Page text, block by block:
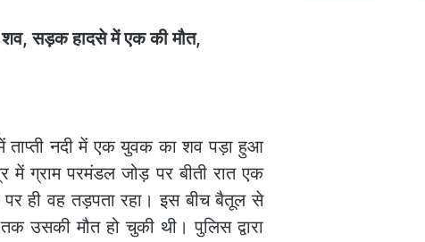
ताप्ती नदी में एक युवक का शव पड़ा हुआ
में ग्राम परमंडल जोड़ पर बीती रात एक
ही वह तड़पता रहा। इस बीच बैतूल से
मौत हो चुकी थी। पुलिस द्वारा